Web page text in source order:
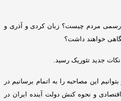
رسمی مردم چیست؟ زبان کردی و آذری و
خواهند داشت؟
جدید تئوریک رسید
این مصاحبه را به اتمام برسانیم در
و نحوه کنش دولت آینده ایران در